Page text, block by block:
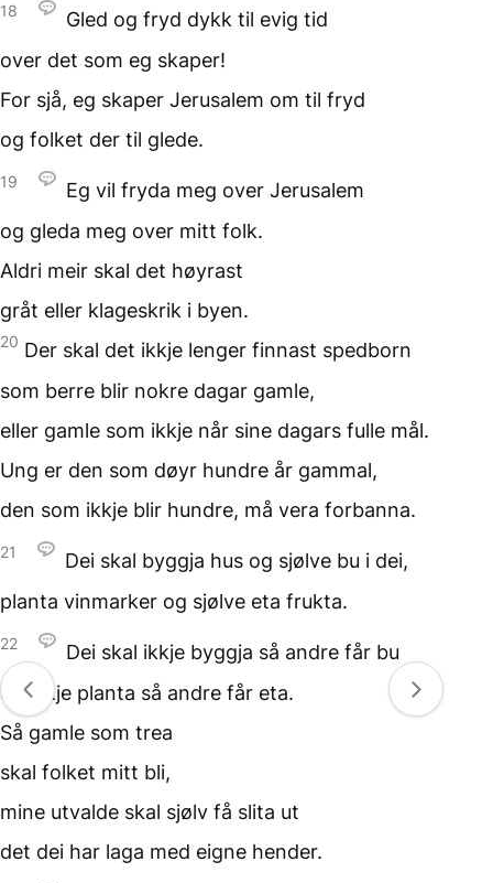
18 Gled og fryd dykk til evig tid
over det som eg skaper!
For sjå, eg skaper Jerusalem om til fryd
og folket der til glede.
19 Eg vil fryda meg over Jerusalem
og gleda meg over mitt folk.
Aldri meir skal det høyrast
gråt eller klageskrik i byen.
20 Der skal det ikkje lenger finnast spedborn
som berre blir nokre dagar gamle,
eller gamle som ikkje når sine dagars fulle mål.
Ung er den som døyr hundre år gammal,
den som ikkje blir hundre, må vera forbanna.
21 Dei skal byggja hus og sjølve bu i dei,
planta vinmarker og sjølve eta frukta.
22 Dei skal ikkje byggja så andre får bu
og ikkje planta så andre får eta.
Så gamle som trea
skal folket mitt bli,
mine utvalde skal sjølv få slita ut
det dei har laga med eigne hender.